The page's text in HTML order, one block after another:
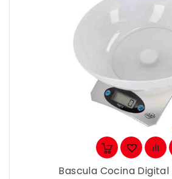
Bascula Cocina Digital